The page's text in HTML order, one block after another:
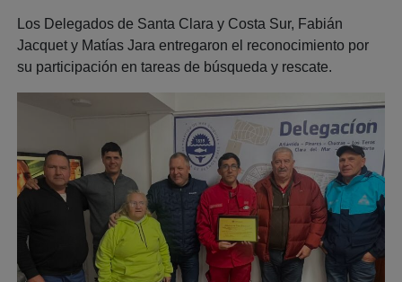
Los Delegados de Santa Clara y Costa Sur, Fabián
Jacquet y Matías Jara entregaron el reconocimiento por
su participación en tareas de búsqueda y rescate.